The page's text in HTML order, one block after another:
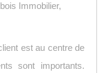
Immobilier,
est au centre de
sont importants.